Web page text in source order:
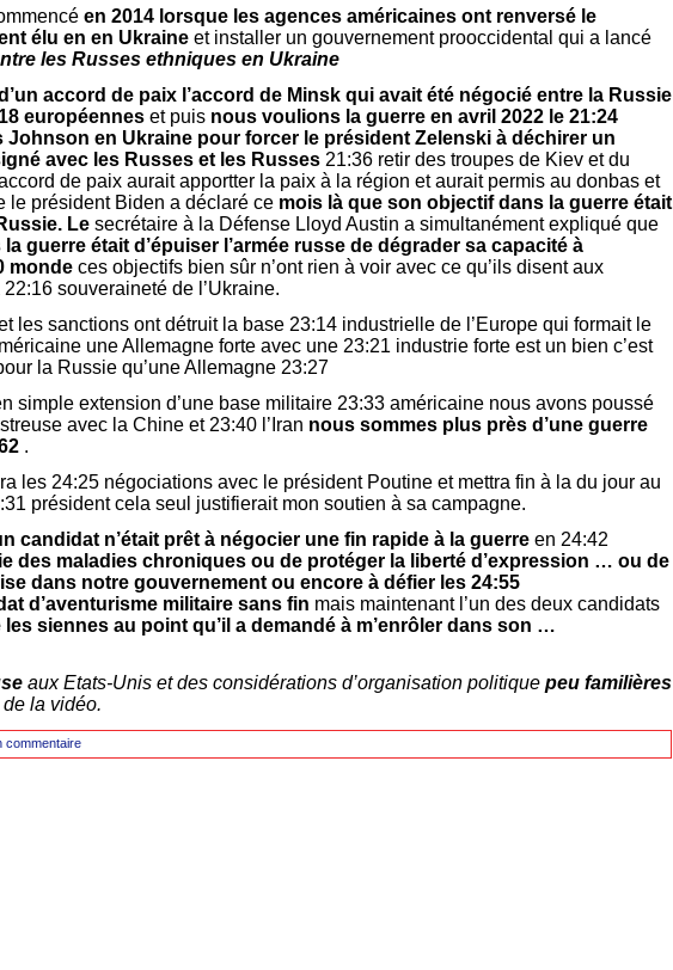
en 2014 lorsque les agences américaines ont renversé le
élu en en Ukraine et installer un gouvernement prooccidental qui a lancé
les Russes ethniques en Ukraine
d’un accord de paix l’accord de Minsk qui avait été négocié entre la Russie
européennes et puis nous voulions la guerre en avril 2022 le 21:24
Johnson en Ukraine pour forcer le président Zelenski à déchirer un
avec les Russes et les Russes 21:36 retir des troupes de Kiev et du
de paix aurait apportter la paix à la région et aurait permis au donbas et
le président Biden a déclaré ce mois là que son objectif dans la guerre était
Le secrétaire à la Défense Lloyd Austin a simultanément expliqué que
guerre était d’épuiser l’armée russe de dégrader sa capacité à
monde ces objectifs bien sûr n’ont rien à voir avec ce qu’ils disent aux
souveraineté de l’Ukraine.
les sanctions ont détruit la base 23:14 industrielle de l’Europe qui formait le
une Allemagne forte avec une 23:21 industrie forte est un bien c’est
la Russie qu’une Allemagne 23:27
simple extension d’une base militaire 23:33 américaine nous avons poussé
avec la Chine et 23:40 l’Iran nous sommes plus près d’une guerre
.
les 24:25 négociations avec le président Poutine et mettra fin à la du jour au
président cela seul justifierait mon soutien à sa campagne.
candidat n’était prêt à négocier une fin rapide à la guerre en 24:42
des maladies chroniques ou de protéger la liberté d’expression … ou de
dans notre gouvernement ou encore à défier les 24:55
d’aventurisme militaire sans fin mais maintenant l’un des deux candidats
siennes au point qu’il a demandé à m’enrôler dans son …
aux Etats-Unis et des considérations d’organisation politique peu familières
la vidéo.
commentaire